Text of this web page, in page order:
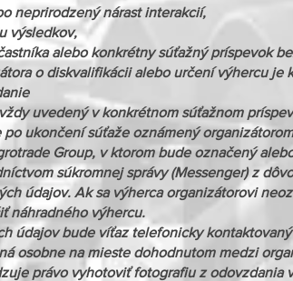
neprirodzený nárast interakcií,
výsledkov,
alebo konkrétny súťažný príspevok
o diskvalifikácii alebo určení výhercu je
uvedený v konkrétnom súťažnom
po ukončení súťaže oznámený
Group, v ktorom bude označený
súkromnej správy (Messenger) z
údajov. Ak sa výherca organizátorovi
náhradného výhercu.
údajov bude víťaz telefonicky
osobne na mieste dohodnutom medzi
právo vyhotoviť fotografiu z